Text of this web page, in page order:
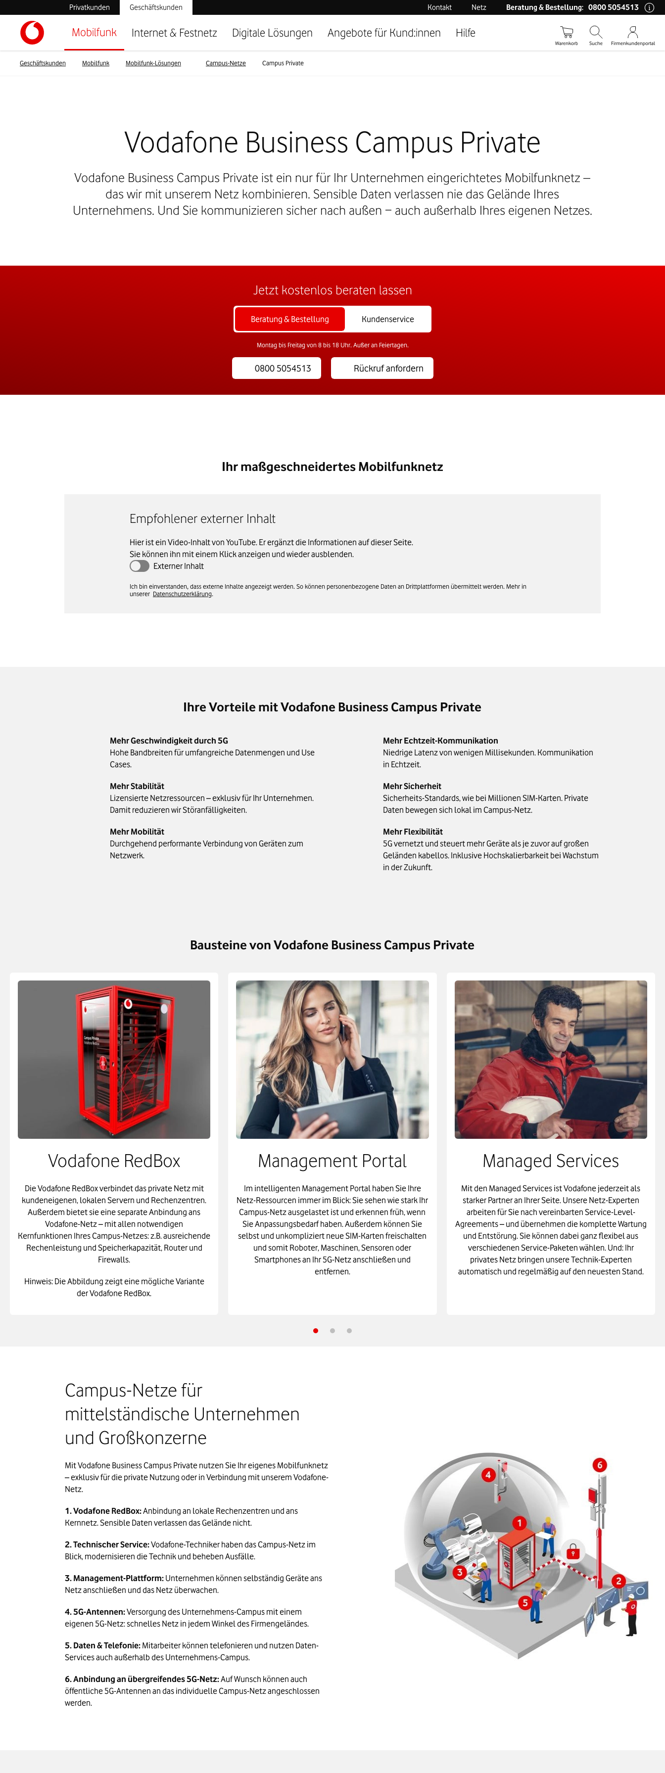
Mobilfunk Internet & Festnetz Digitale Lösungen Angebote für Kund:innen Hilfe
Warenkorb Suche Firmenkundenportal
Privatkunden Geschäftskunden Kontakt Netz Beratung & Bestellung: 0800 5054513
Geschäftskunden Mobilfunk Mobilfunk-Lösungen Campus-Netze Campus Private
Vodafone Business Campus Private
Vodafone Business Campus Private ist ein nur für Ihr Unternehmen eingerichtetes Mobilfunknetz –
das wir mit unserem Netz kombinieren. Sensible Daten verlassen nie das Gelände Ihres
Unternehmens. Und Sie kommunizieren sicher nach außen − auch außerhalb Ihres eigenen Netzes.
Jetzt kostenlos beraten lassen
Beratung & Bestellung Kundenservice
Montag bis Freitag von 8 bis 18 Uhr. Außer an Feiertagen.
0800 5054513 Rückruf anfordern
Ihr maßgeschneidertes Mobilfunknetz
Empfohlener externer Inhalt
Hier ist ein Video-Inhalt von YouTube. Er ergänzt die Informationen auf dieser Seite.
Sie können ihn mit einem Klick anzeigen und wieder ausblenden.
Externer Inhalt
Ich bin einverstanden, dass externe Inhalte angezeigt werden. So können personenbezogene Daten an Drittplattformen übermittelt werden. Mehr in
unserer Datenschutzerklärung.
Ihre Vorteile mit Vodafone Business Campus Private
Mehr Geschwindigkeit durch 5G
Hohe Bandbreiten für umfangreiche Datenmengen und Use
Cases.
Mehr Echtzeit-Kommunikation
Niedrige Latenz von wenigen Millisekunden. Kommunikation
in Echtzeit.
Mehr Stabilität
Lizensierte Netzressourcen – exklusiv für Ihr Unternehmen.
Damit reduzieren wir Störanfälligkeiten.
Mehr Sicherheit
Sicherheits-Standards, wie bei Millionen SIM-Karten. Private
Daten bewegen sich lokal im Campus-Netz.
Mehr Mobilität
Durchgehend performante Verbindung von Geräten zum
Netzwerk.
Mehr Flexibilität
5G vernetzt und steuert mehr Geräte als je zuvor auf großen
Geländen kabellos. Inklusive Hochskalierbarkeit bei Wachstum
in der Zukunft.
Bausteine von Vodafone Business Campus Private
Vodafone RedBox
Die Vodafone RedBox verbindet das private Netz mit
kundeneigenen, lokalen Servern und Rechenzentren.
Außerdem bietet sie eine separate Anbindung ans
Vodafone-Netz – mit allen notwendigen
Kernfunktionen Ihres Campus-Netzes: z.B. ausreichende
Rechenleistung und Speicherkapazität, Router und
Firewalls.
Hinweis: Die Abbildung zeigt eine mögliche Variante
der Vodafone RedBox.
Management Portal
Im intelligenten Management Portal haben Sie Ihre
Netz-Ressourcen immer im Blick: Sie sehen wie stark Ihr
Campus-Netz ausgelastet ist und erkennen früh, wenn
Sie Anpassungsbedarf haben. Außerdem können Sie
selbst und unkompliziert neue SIM-Karten freischalten
und somit Roboter, Maschinen, Sensoren oder
Smartphones an Ihr 5G-Netz anschließen und
entfernen.
Managed Services
Mit den Managed Services ist Vodafone jederzeit als
starker Partner an Ihrer Seite. Unsere Netz-Experten
arbeiten für Sie nach vereinbarten Service-Level-
Agreements – und übernehmen die komplette Wartung
und Entstörung. Sie können dabei ganz flexibel aus
verschiedenen Service-Paketen wählen. Und: Ihr
privates Netz bringen unsere Technik-Experten
automatisch und regelmäßig auf den neuesten Stand.
Campus-Netze für
mittelständische Unternehmen
und Großkonzerne
Mit Vodafone Business Campus Private nutzen Sie Ihr eigenes Mobilfunknetz
– exklusiv für die private Nutzung oder in Verbindung mit unserem Vodafone-
Netz.
1. Vodafone RedBox:Anbindung an lokale Rechenzentren und ans
Kernnetz. Sensible Daten verlassen das Gelände nicht.
2. Technischer Service:Vodafone-Techniker haben das Campus-Netz im
Blick, modernisieren die Technik und beheben Ausfälle.
3. Management-Plattform: Unternehmen können selbständig Geräte ans
Netz anschließen und das Netz überwachen.
4. 5G-Antennen:Versorgung des Unternehmens-Campus mit einem
eigenen 5G-Netz: schnelles Netz in jedem Winkel des Firmengeländes.
5. Daten & Telefonie: Mitarbeiter können telefonieren und nutzen Daten-
Services auch außerhalb des Unternehmens-Campus.
6. Anbindung an übergreifendes 5G-Netz:Auf Wunsch können auch
öffentliche 5G-Antennen an das individuelle Campus-Netz angeschlossen
werden.